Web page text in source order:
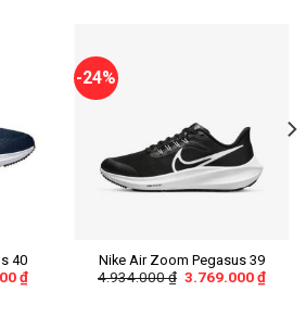
40
₫
-24%
Nike Air Zoom Pegasus 39
4.934.000₫ 3.769.000₫